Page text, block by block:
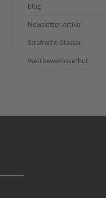
blog
Newsletter-Artikel
Strafrecht Glossar
Wettbewerbsverbot